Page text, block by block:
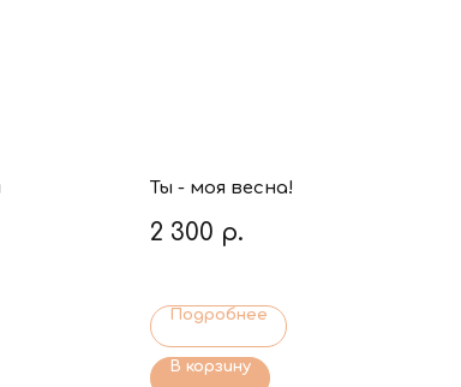
Ты - моя весна!
2 300 р.
Подробнее
В корзину